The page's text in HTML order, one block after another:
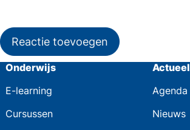
Reactie toevoegen
Onderwijs
E-learning
Cursussen
Actueel
Agenda
Nieuws